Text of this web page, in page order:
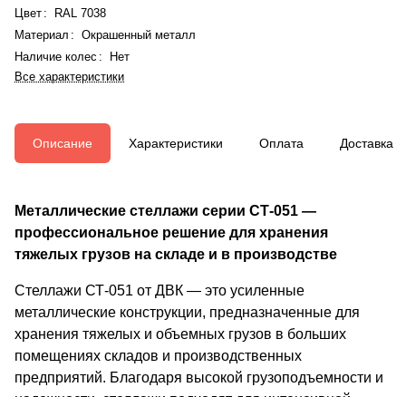
Цвет :
RAL 7038
Материал : Окрашенный металл
Наличие колес :
Нет
Все характеристики
Описание Характеристики Оплата Доставка
Металлические стеллажи серии СТ-051 —
профессиональное решение для хранения
тяжелых грузов на складе и в производстве
Стеллажи СТ-051 от ДВК — это усиленные
металлические конструкции, предназначенные для
хранения тяжелых и объемных грузов в больших
помещениях складов и производственных
предприятий. Благодаря высокой грузоподъемности и